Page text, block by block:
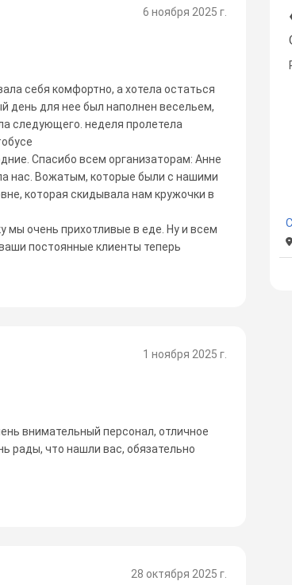
6 ноября 2025 г.
себя комфортно, а хотела остаться
день для нее был наполнен весельем,
следующего. неделя пролетела
Спасибо всем организаторам: Анне
нас. Вожатым, которые были с нашими
которая скидывала нам кружочки в
мы очень прихотливые в еде. Ну и всем
постоянные клиенты теперь
1 ноября 2025 г.
внимательный персонал, отличное
рады, что нашли вас, обязательно
28 октября 2025 г.